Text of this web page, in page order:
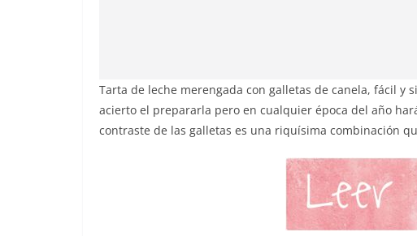
Tarta de leche merengada con galletas de canela, fácil y
acierto el prepararla pero en cualquier época del año
contraste de las galletas es una riquísima combinación